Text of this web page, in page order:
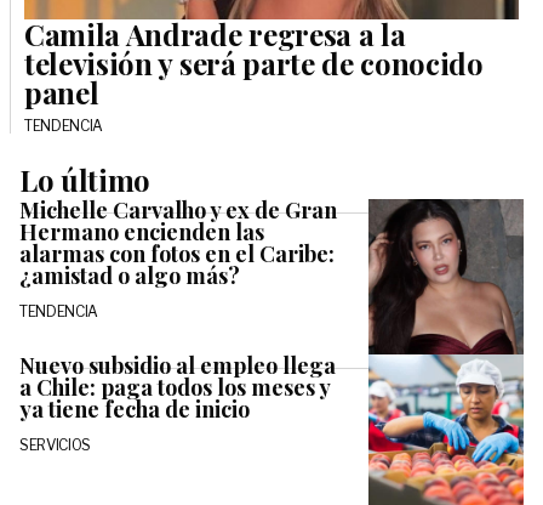
Camila Andrade regresa a la
televisión y será parte de conocido
panel
TENDENCIA
Lo último
Michelle Carvalho y ex de Gran
Hermano encienden las
alarmas con fotos en el Caribe:
¿amistad o algo más?
TENDENCIA
Nuevo subsidio al empleo llega
a Chile: paga todos los meses y
ya tiene fecha de inicio
SERVICIOS